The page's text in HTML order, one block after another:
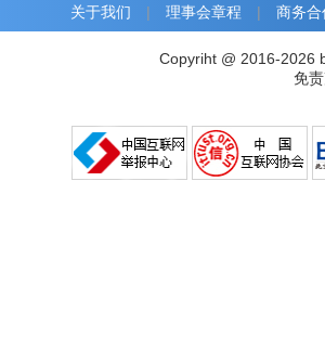
关于我们 | 理事会章程 | 商务合
Copyriht @ 2016-2026
免责